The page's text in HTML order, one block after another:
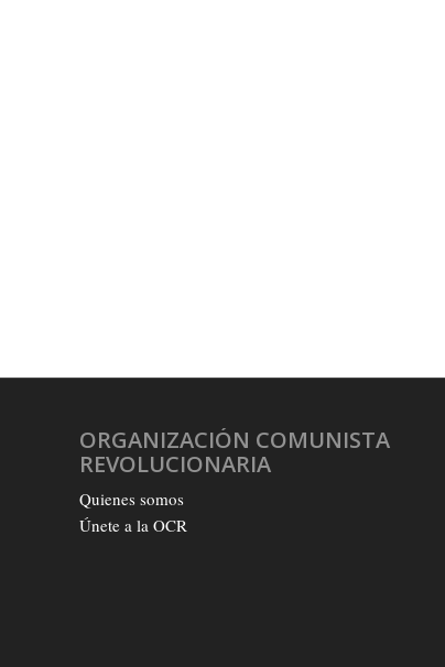
ORGANIZACIÓN COMUNISTA
REVOLUCIONARIA
Quienes somos
Únete a la OCR